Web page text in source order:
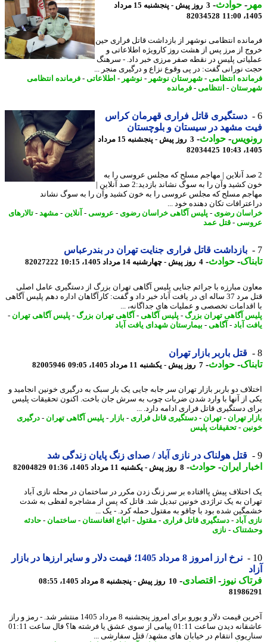
-حوادث -
3 روز پیش - پنجشنبه 15 مرداد
82034528
انتظامی نوشهر از بازداشت قاتل فراری حین
از مرز پس از هشت روز کارویژه اطلاعاتی و
پلیس در نقطه صفر مرزی خبر داد. - سرهنگ
نورانی گفت: در پی وقوع نزاع و درگیری منجر ...
انتظامی-شهرستان نوشهر-نوشهر-اطلاعاتی-فرمانده انتظامی
-انتظامی-فرمانده
دستگیری قاتل فراری قهرمان کراس
مشهد در سیستان و بلوچستان
-حوادث -
3 روز پیش - پنجشنبه 15 مرداد
82034425
آنلاین | مهاجم مسلح که مجلس عروسی را به
خون کشید وآن را به سوگ نشاند بازدید:2 صد آنلاین |
مسلح که مجلس عروسی را به خون کشید وآن را به سوگ نشاند
تکان دهنده خود ...
رضوی-پلیس آگاهی خراسان رضوی-عروسی-آنلاین-مشهد-تالارهای
-قتل عمد
بازداشت قاتل فراری جنایت تهران در بندرعباس
-حوادث -4 روز پیش - چهارشنبه 14 مرداد 1405، 10:15 82027222
مبارزه با جرائم جنایی پلیس آگاهی تهران بزرگ از دستگیری عامل اصلی
قتل مرد 37 ساله ای در یافت آباد خبر داد و گفت: کارآگاهان اداره دهم پلیس آگاهی
تخصصی و عملیات های جداگانه، ...
آگاهی تهران بزرگ- پلیس آگاهی-آگاهی تهران بزرگ- پلیس آگاهی تهران-
آباد- آگاهی-بیمارستان شهدای یافت آباد
قتل باربر بازار تهران
-حوادث -7 روز پیش - یکشنبه 11 مرداد 1405، 09:05 82005946
دو باربر بازار تهران سر جابه جایی یک بار سبک به درگیری خونین انجامید و
از آنها با وارد شدن ضربات چوب به سرش جان باخت. اکنون تحقیقات پلیس
دستگیری قاتل فراری ادامه دارد. ...
تهران- تهران- دستگیری قاتل فراری - بازار - پلیس آگاهی تهران-
درگیری
-تحقیقات پلیس
قتل هولناک در نازی آباد / صدای زنگ پایان زندگی شد
ایران- حوادث -8 روز پیش - یکشنبه 11 مرداد 1405، 01:36 82004829
پیش پاافتاده بر سر زنگ زدن مکرر در ساختمان در محله نازی آباد
به یک تراژدی خونین تبدیل شد. قاتل که پس از مشاجره لفظی به شدت
شده بود با چاقو به مقتول حمله کرد. - یک ...
آباد- دستگیری قاتل فراری - مقتول-اتباع افغانستان-ساختمان-حادثه
-نازی
نرخ ارز امروز 8 مرداد 1405؛ قیمت دلار و سایر ارزها در بازار
نیوز-اقتصادی-10 روز پیش - پنجشنبه 8 مرداد 1405، 08:55
آخرین قیمت دلار و یورو برای امروز پنجشنبه 8 مرداد 1405 منتشر شد. - رمز و راز
عاشقانه دیدن ساعت 01:11 پیامی از سوی عشق یا فرشته ها؟ فال ساعت 01:11
انتقام در خیابان های مشهد/ قتل سفارشی ...